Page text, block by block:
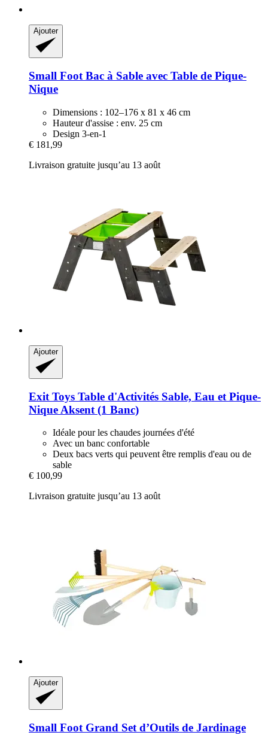
Ajouter
Small Foot Bac à Sable avec Table de Pique-​
Nique
Dimensions : 102–176 x 81 x 46 cm
Hauteur d'assise : env. 25 cm
Design 3-en-1
€ 181,99
Livraison gratuite jusqu’au 13 août
Ajouter
Exit Toys Table d'Activités Sable, Eau et Pique-​
Nique Aksent (1 Banc)
Idéale pour les chaudes journées d'été
Avec un banc confortable
Deux bacs verts qui peuvent être remplis d'eau ou de
sable
€ 100,99
Livraison gratuite jusqu’au 13 août
Ajouter
Small Foot Grand Set d’Outils de Jardinage